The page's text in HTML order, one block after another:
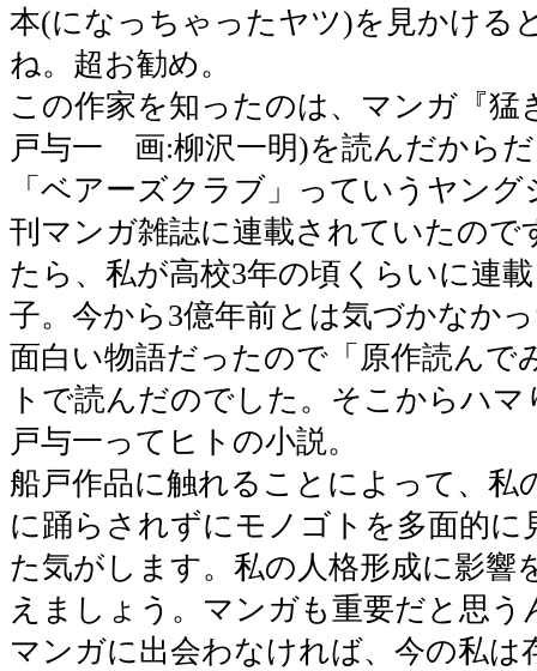
本(になっちゃったヤツ)を見かける
ね。超お勧め。
この作家を知ったのは、マンガ『猛
戸与一 画:柳沢一明)を読んだから
「ベアーズクラブ」っていうヤン
刊マンガ雑誌に連載されていたので
たら、私が高校3年の頃くらいに連
子。今から3億年前とは気づかなか
面白い物語だったので「原作読んで
トで読んだのでした。そこからハ
戸与一ってヒトの小説。
船戸作品に触れることによって、私
に踊らされずにモノゴトを多面的に
た気がします。私の人格形成に影響
えましょう。マンガも重要だと思う
マンガに出会わなければ、今の私は